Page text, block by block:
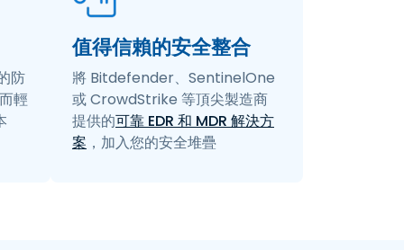
防
輕
值得信賴的安全整合
將 Bitdefender、SentinelOne
或 CrowdStrike 等頂尖製造商
提供的可靠 EDR 和 MDR 解決方
案 ，加入您的安全堆疊